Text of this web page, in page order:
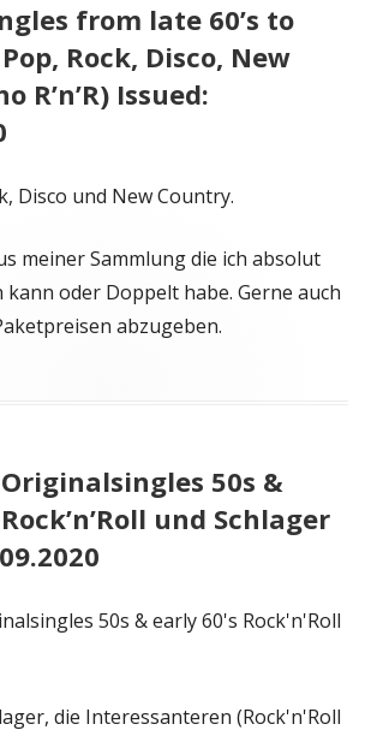
from late 60’s to
Rock, Disco, New
R’n’R) Issued:
Disco und New Country.
meiner Sammlung die ich absolut
oder Doppelt habe. Gerne auch
abzugeben.
50s &
und Schlager
50s & early 60's Rock'n'Roll
die Interessanteren (Rock'n'Roll